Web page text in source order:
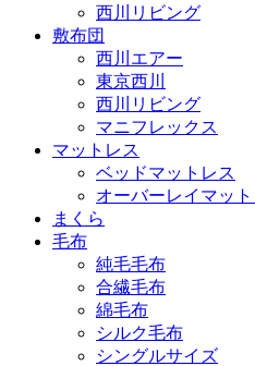
西川リビング
敷布団
西川エアー
東京西川
西川リビング
マニフレックス
マットレス
ベッドマットレス
オーバーレイマット
まくら
毛布
純毛毛布
合繊毛布
綿毛布
シルク毛布
シングルサイズ